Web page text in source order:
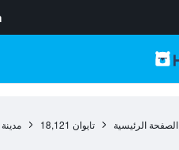
الصفحة الرئيسية تايوان 18,121 مدينة